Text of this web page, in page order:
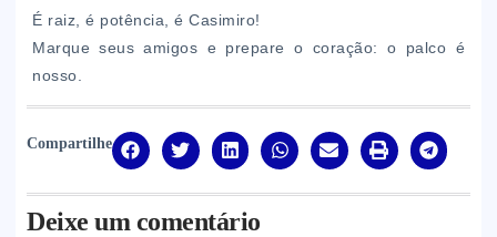
É raiz, é potência, é Casimiro!
Marque seus amigos e prepare o coração: o palco é
nosso.
Compartilhe
Deixe um comentário